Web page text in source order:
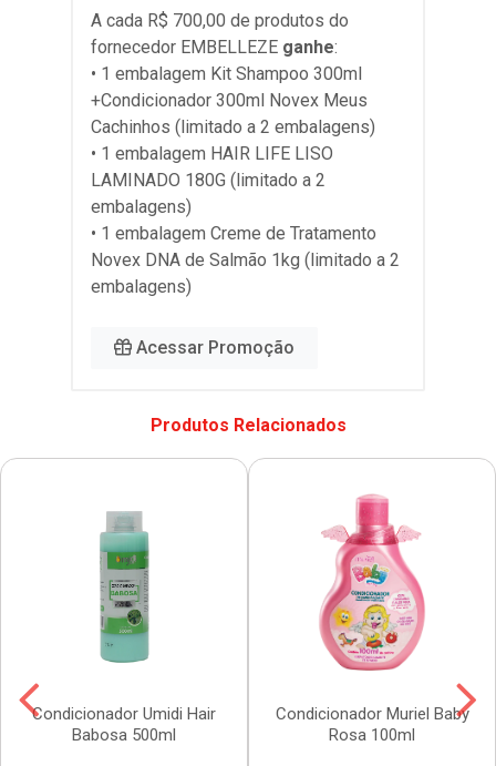
A cada R$ 700,00 de produtos do
fornecedor EMBELLEZE ganhe:
• 1 embalagem Kit Shampoo 300ml
+Condicionador 300ml Novex Meus
Cachinhos (limitado a 2 embalagens)
• 1 embalagem HAIR LIFE LISO
LAMINADO 180G (limitado a 2
embalagens)
• 1 embalagem Creme de Tratamento
Novex DNA de Salmão 1kg (limitado a 2
embalagens)
Acessar Promoção
Produtos Relacionados
Condicionador Umidi Hair
Babosa 500ml
Condicionador Muriel Baby
Rosa 100ml